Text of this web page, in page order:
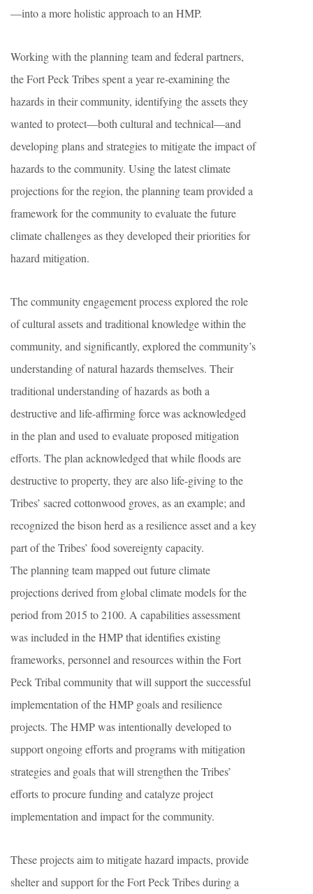
—into a more holistic approach to an HMP.
Working with the planning team and federal partners,
the Fort Peck Tribes spent a year re-examining the
hazards in their community, identifying the assets they
wanted to protect—both cultural and technical—and
developing plans and strategies to mitigate the impact of
hazards to the community. Using the latest climate
projections for the region, the planning team provided a
framework for the community to evaluate the future
climate challenges as they developed their priorities for
hazard mitigation.
The community engagement process explored the role
of cultural assets and traditional knowledge within the
community, and significantly, explored the community’s
understanding of natural hazards themselves. Their
traditional understanding of hazards as both a
destructive and life-affirming force was acknowledged
in the plan and used to evaluate proposed mitigation
efforts. The plan acknowledged that while floods are
destructive to property, they are also life-giving to the
Tribes’ sacred cottonwood groves, as an example; and
recognized the bison herd as a resilience asset and a key
part of the Tribes’ food sovereignty capacity.
The planning team mapped out future climate
projections derived from global climate models for the
period from 2015 to 2100. A capabilities assessment
was included in the HMP that identifies existing
frameworks, personnel and resources within the Fort
Peck Tribal community that will support the successful
implementation of the HMP goals and resilience
projects. The HMP was intentionally developed to
support ongoing efforts and programs with mitigation
strategies and goals that will strengthen the Tribes’
efforts to procure funding and catalyze project
implementation and impact for the community.
These projects aim to mitigate hazard impacts, provide
shelter and support for the Fort Peck Tribes during a